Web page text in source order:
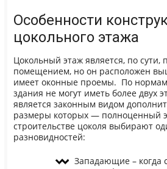
Особенности
цокольного этажа
Цокольный этаж является, по сути,
помещением, но он расположен
имеет оконные проемы. По
здания не могут иметь более двух
является законным видом
размеры которых — полноценный
строительстве цоколя выбирают
разновидностей:
Западающие – когда